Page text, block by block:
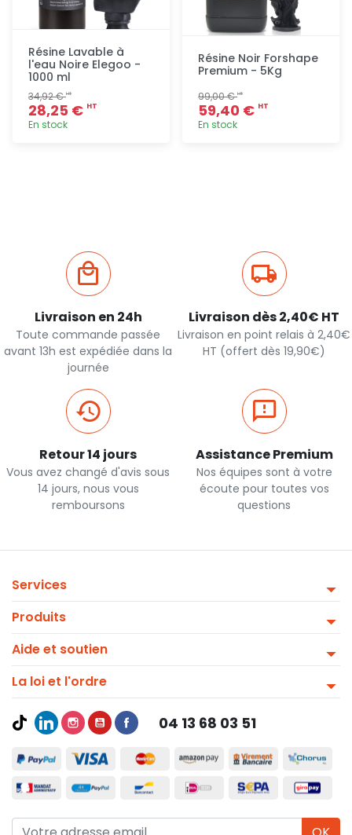
Résine Lavable à
l'eau Noire Elegoo -
1000 ml
34,92 €HT
28,25 € HT
En stock
Résine Noir Forshape
Premium - 5Kg
99,00 €HT
59,40 € HT
En stock
Livraison en 24h
Toute commande passée
avant 13h est expédiée dans la
journée
Livraison dès 2,40€ HT
Livraison en point relais à 2,40€
HT (offert dès 19,90€)
Retour 14 jours
Vous avez changé d'avis sous
14 jours, nous vous
remboursons
Assistance Premium
Nos équipes sont à votre
écoute pour toutes vos
questions
Services
Produits
Aide et soutien
La loi et l'ordre
04 13 68 03 51